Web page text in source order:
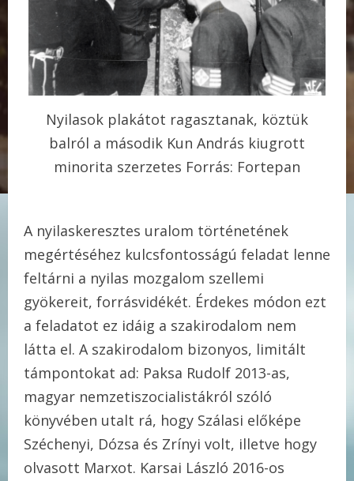
Nyilasok plakátot ragasztanak, köztük
balról a második Kun András kiugrott
minorita szerzetes Forrás: Fortepan
A nyilaskeresztes uralom történetének
megértéséhez kulcsfontosságú feladat lenne
feltárni a nyilas mozgalom szellemi
gyökereit, forrásvidékét. Érdekes módon ezt
a feladatot ez idáig a szakirodalom nem
látta el. A szakirodalom bizonyos, limitált
támpontokat ad: Paksa Rudolf 2013-as,
magyar nemzetiszocialistákról szóló
könyvében utalt rá, hogy Szálasi előképe
Széchenyi, Dózsa és Zrínyi volt, illetve hogy
olvasott Marxot. Karsai László 2016-os